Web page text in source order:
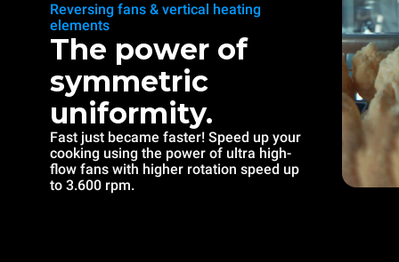
Reversing fans & vertical heating
elements
The power of
symmetric
uniformity.
Fast just became faster! Speed up your
cooking using the power of ultra high-
flow fans with higher rotation speed up
to 3.600 rpm.